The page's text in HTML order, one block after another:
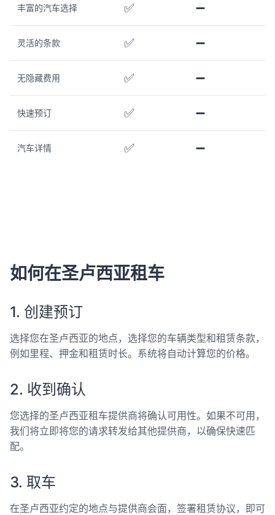
丰富的汽车选择 ✅ ➖
灵活的条款 ✅ ➖
无隐藏费用 ✅ ➖
快速预订 ✅ ➖
汽车详情 ✅ ➖
如何在圣卢西亚租车
1. 创建预订
选择您在圣卢西亚的地点，选择您的车辆类型和租赁条款，
例如里程、押金和租赁时长。系统将自动计算您的价格。
2. 收到确认
您选择的圣卢西亚租车提供商将确认可用性。如果不可用，
我们将立即将您的请求转发给其他提供商，以确保快速匹
配。
3. 取车
在圣卢西亚约定的地点与提供商会面，签署租赁协议，即可